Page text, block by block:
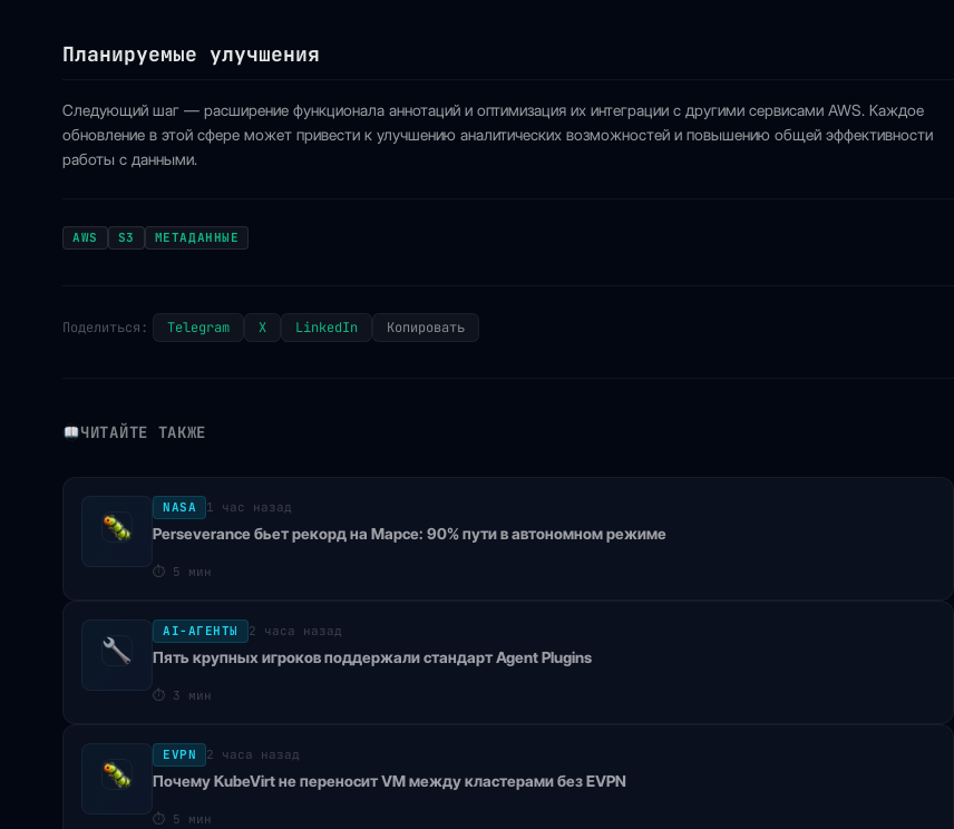
Планируемые улучшения
Следующий шаг — расширение функционала аннотаций и оптимизация их интеграции с другими сервисами AWS. Каждое
обновление в этой сфере может привести к улучшению аналитических возможностей и повышению общей эффективности
работы с данными.
AWS S3 МЕТАДАННЫЕ
Поделиться: Telegram X LinkedIn Копировать
ЧИТАЙТЕ ТАКЖЕ
NASA 1 час назад
Perseverance бьет рекорд на Марсе: 90% пути в автономном режиме
⏱ 5 мин
AI-АГЕНТЫ 2 часа назад
Пять крупных игроков поддержали стандарт Agent Plugins
⏱ 3 мин
EVPN 2 часа назад
Почему KubeVirt не переносит VM между кластерами без EVPN
⏱ 5 мин